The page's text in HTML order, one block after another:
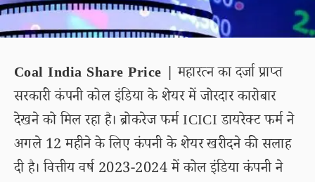
Coal India Share Price | महारत्न का दर्जा प्राप्त
सरकारी कंपनी कोल इंडिया के शेयर में जोरदार कारोबार
देखने को मिल रहा है। ब्रोकरेज फर्म ICICI डायरेक्ट फर्म ने
अगले 12 महीने के लिए कंपनी के शेयर खरीदने की सलाह
दी है। वित्तीय वर्ष 2023-2024 में कोल इंडिया कंपनी ने